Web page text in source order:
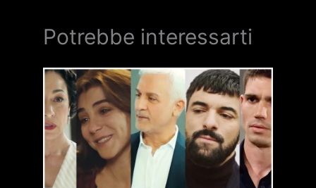
Potrebbe interessarti